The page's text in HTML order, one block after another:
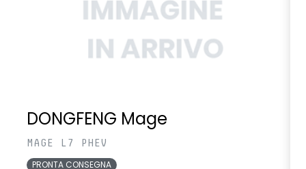
DONGFENG Mage
MAGE L7 PHEV
PRONTA CONSEGNA